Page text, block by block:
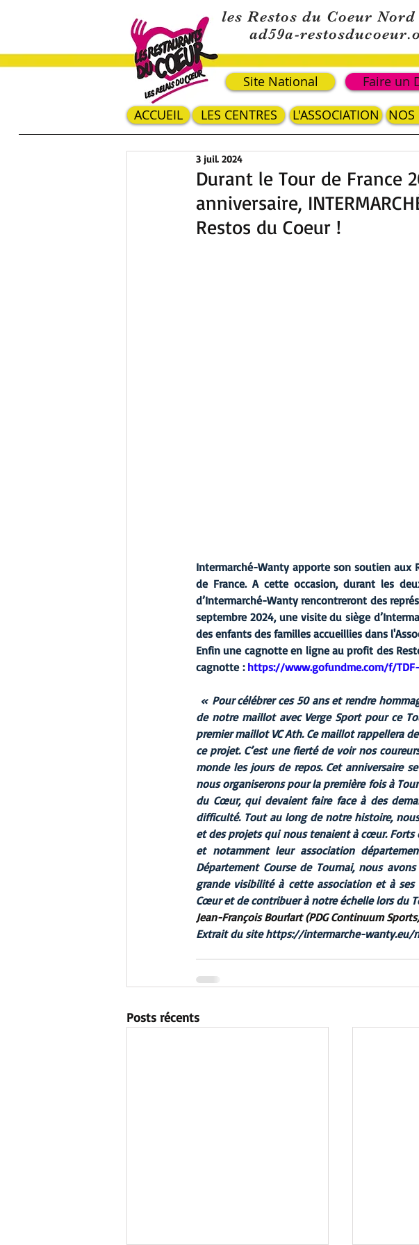
les Restos du Coeur
Faire un
ad59a-
Site National
ACCUEIL
LES CENTRES NOS
L'ASSOCIATION
Durant le Tour de France
anniversaire,
Restos du Coeur !
3 juil. 2024
Intermarché-Wanty apporte son soutien aux
de France. A cette occasion, durant les
d’Intermarché-Wanty rencontreront des
septembre 2024, une visite du siège
des enfants des familles accueillies dans
Enfin une cagnotte en ligne au profit des
cagnotte : https://www.gofundme.com/f/TDF-
« Pour célébrer ces 50 ans et rendre
de notre maillot avec Verge Sport pour ce
premier maillot VC Ath. Ce maillot rappellera
ce projet. C’est une fierté de voir nos
monde les jours de repos. Cet anniversaire
nous organiserons pour la première fois à
du Cœur, qui devaient faire face à des
difficulté. Tout au long de notre histoire,
et des projets qui nous tenaient à cœur. Forts
et notamment leur association
Département Course de Tournai, nous
grande visibilité à cette association et à
Cœur et de contribuer à notre échelle lors du
Jean-François Bourlart (PDG Continuum
Extrait du site https://intermarche-wanty.eu/
Posts récents